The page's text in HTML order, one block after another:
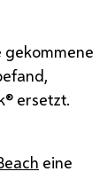
gekommene
ersetzt.
eine